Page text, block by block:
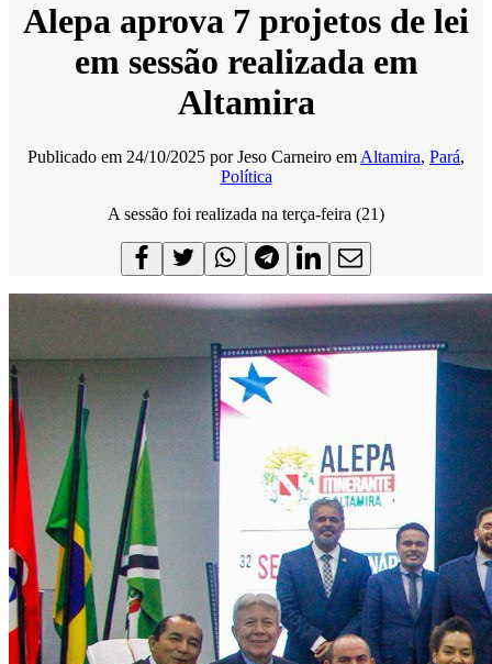
Alepa aprova 7 projetos de lei
em sessão realizada em
Altamira
Publicado em 24/10/2025 porJeso Carneiro em Altamira, Pará,
Política
A sessão foi realizada na terça-feira (21)